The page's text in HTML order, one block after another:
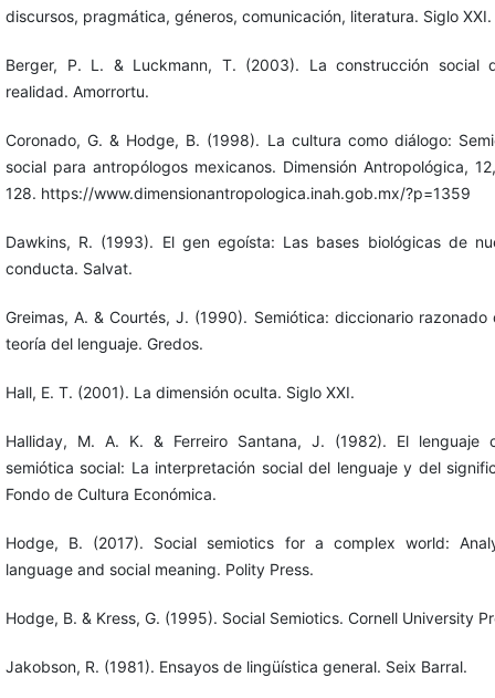
discursos, pragmática, géneros, comunicación, literatura. Siglo XXI.
Berger, P. L. & Luckmann, T. (2003). La construcción social
realidad. Amorrortu.
Coronado, G. & Hodge, B. (1998). La cultura como diálogo:
social para antropólogos mexicanos. Dimensión Antropológica,
128. https://www.dimensionantropologica.inah.gob.mx/?p=1359
Dawkins, R. (1993). El gen egoísta: Las bases biológicas de
conducta. Salvat.
Greimas, A. & Courtés, J. (1990). Semiótica: diccionario razonado
teoría del lenguaje. Gredos.
Hall, E. T. (2001). La dimensión oculta. Siglo XXI.
Halliday, M. A. K. & Ferreiro Santana, J. (1982). El lenguaje
semiótica social: La interpretación social del lenguaje y del
Fondo de Cultura Económica.
Hodge, B. (2017). Social semiotics for a complex world:
language and social meaning. Polity Press.
Hodge, B. & Kress, G. (1995). Social Semiotics. Cornell University
Jakobson, R. (1981). Ensayos de lingüística general. Seix Barral.